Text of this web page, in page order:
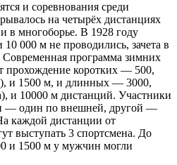
и соревнования среди
на четырёх дистанциях
в многоборье. В 1928 году
000 м не проводились, зачета в
программа зимних
прохождение коротких — 500,
и 1500 м, и длинных — 3000,
и 10000 м дистанций. Участники
— один по внешней, другой —
каждой дистанции от
выступать 3 спортсмена. До
и 1500 м у мужчин могли